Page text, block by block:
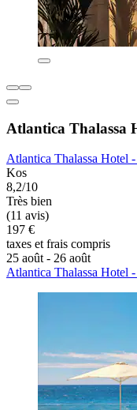
Atlantica Thalassa
Atlantica Thalassa Hotel
Kos
8,2/10
Très bien
(11 avis)
197 €
taxes et frais compris
25 août - 26 août
Atlantica Thalassa Hotel